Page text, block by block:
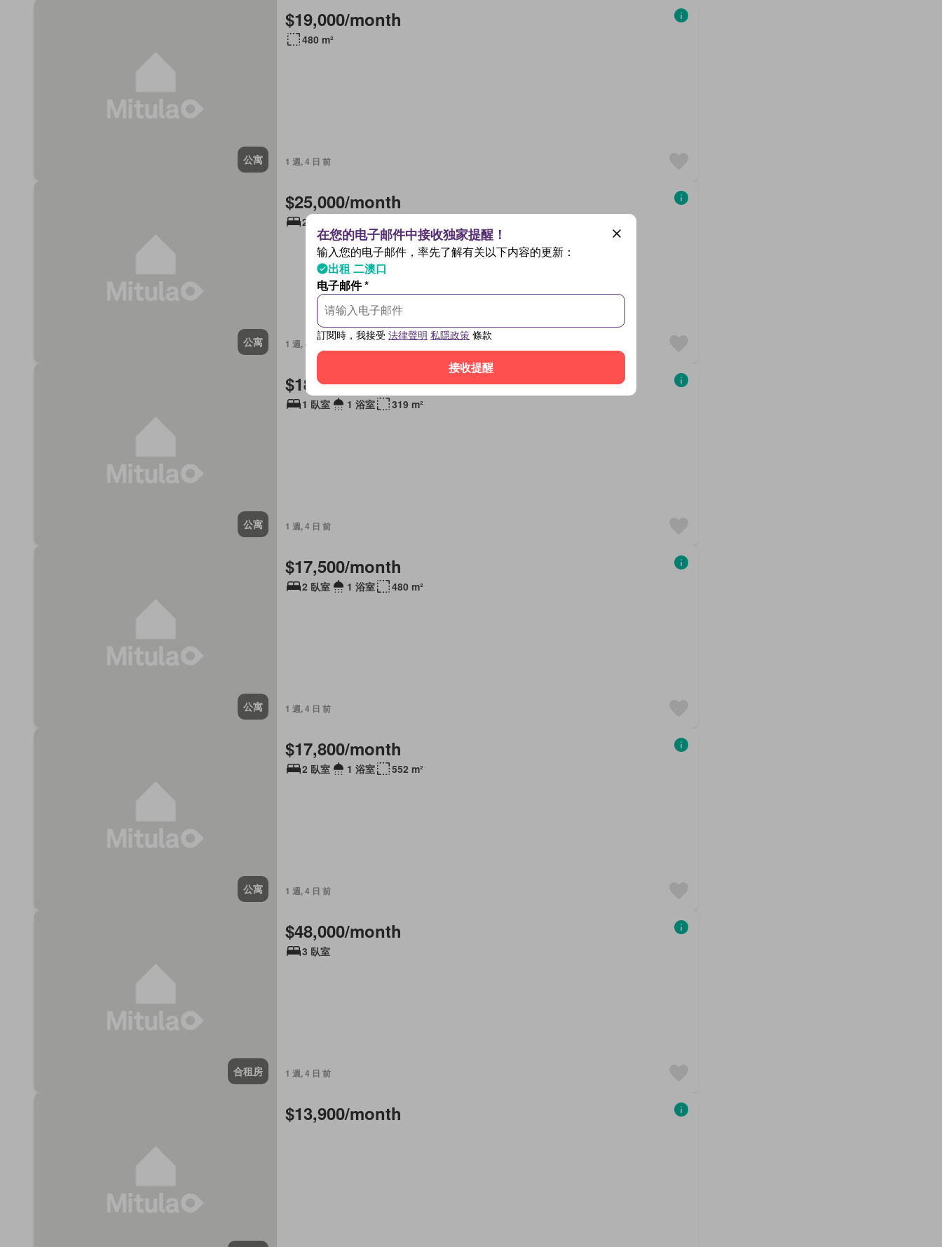
公寓
$19,000/month
480 m²
1 週, 4 日 前
公寓
$25,000/month
2 臥室
1 週, 4 日 前
公寓
$18,000/month
1 臥室 1 浴室 319 m²
1 週, 4 日 前
公寓
$17,500/month
2 臥室 1 浴室 480 m²
1 週, 4 日 前
公寓
$17,800/month
2 臥室 1 浴室 552 m²
1 週, 4 日 前
合租房
$48,000/month
3 臥室
1 週, 4 日 前
$13,900/month
输入您的电子邮件，率先了解有关以下内容的更新：
出租 二澳口
电子邮件 *
訂閱時，我接受 法律聲明 私隱政策 條款
接收提醒